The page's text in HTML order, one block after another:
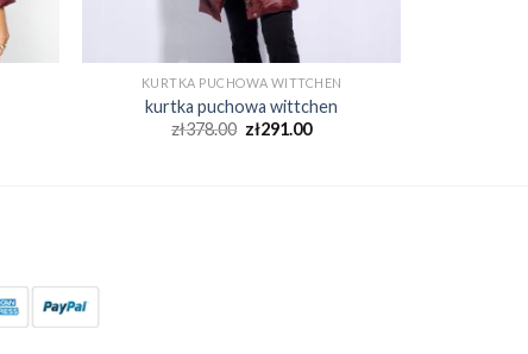
KURTKA PUCHOWA WITTCHEN
kurtka puchowa wittchen
zł378.00 zł291.00